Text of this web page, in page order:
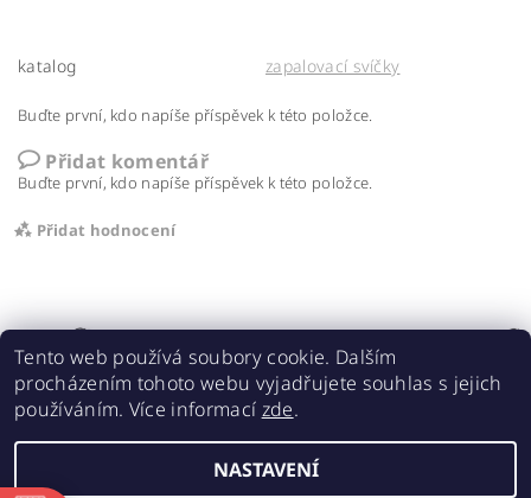
katalog zapalovací svíčky
Buďte první, kdo napíše příspěvek k této položce.
Přidat komentář
Buďte první, kdo napíše příspěvek k této položce.
Přidat hodnocení
Acebikes bezpečná přeprava, parkování motocyklů a skútrů
Tento web používá soubory cookie. Dalším
procházením tohoto webu vyjadřujete souhlas s jejich
používáním. Více informací zde.
NASTAVENÍ